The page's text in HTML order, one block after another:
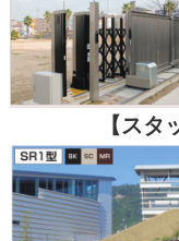
【ス